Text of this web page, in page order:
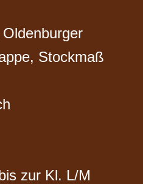
Stockmaß
zur Kl. L/M